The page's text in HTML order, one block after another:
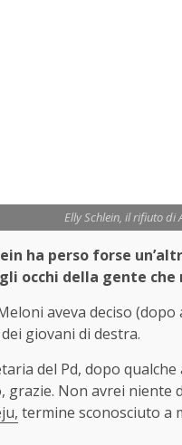
Elly Schlein, il rifiuto di
ha perso forse
occhi della gente che
aveva deciso
giovani di destra.
del Pd, dopo
grazie. Non avrei niente
termine sconosciuto a